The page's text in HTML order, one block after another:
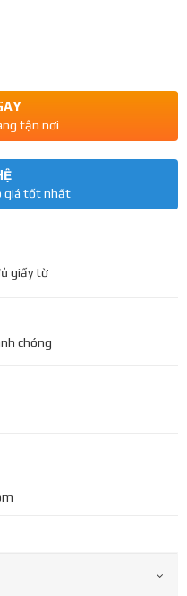
tận nơi
giá tốt nhất
giấy tờ
chóng